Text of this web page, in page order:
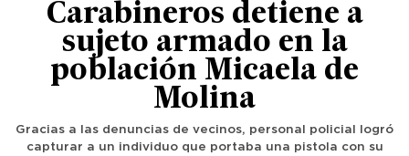
Carabineros detiene a
sujeto armado en la
población Micaela de
Molina
Gracias a las denuncias de vecinos, personal policial logró
capturar a un individuo que portaba una pistola con su